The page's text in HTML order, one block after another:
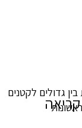
גדולים לקטנים